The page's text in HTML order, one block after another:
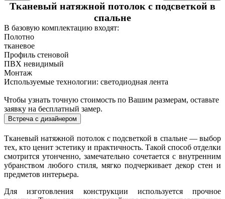
Тканевый натяжной потолок с подсветкой в
спальне
В базовую комплектацию входят:
Полотно
тканевое
Профиль стеновой
ПВХ невидимый
Монтаж
Используемые технологии: светодиодная лента
Чтобы узнать точную стоимость по Вашим размерам, оставьте
заявку на бесплатный замер.
Встреча с дизайнером
Тканевый натяжной потолок с подсветкой в спальне — выбор
тех, кто ценит эстетику и практичность. Такой способ отделки
смотрится утонченно, замечательно сочетается с внутренним
убранством любого стиля, мягко подчеркивает декор стен и
предметов интерьера.
Для изготовления конструкции используется прочное